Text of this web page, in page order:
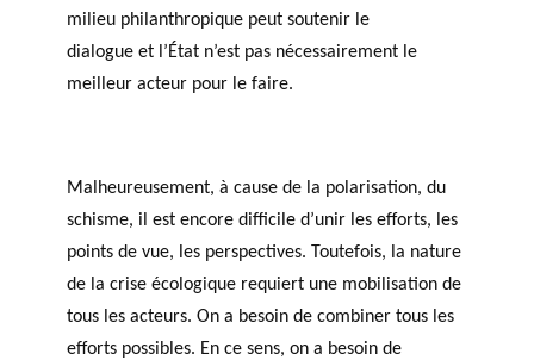
milieu philanthropique peut soutenir le
dialogue et l’État n’est pas nécessairement le
meilleur acteur pour le faire.
Malheureusement, à cause de la polarisation, du
schisme, il est encore difficile d’unir les efforts, les
points de vue, les perspectives. Toutefois, la nature
de la crise écologique requiert une mobilisation de
tous les acteurs. On a besoin de combiner tous les
efforts possibles. En ce sens, on a besoin de